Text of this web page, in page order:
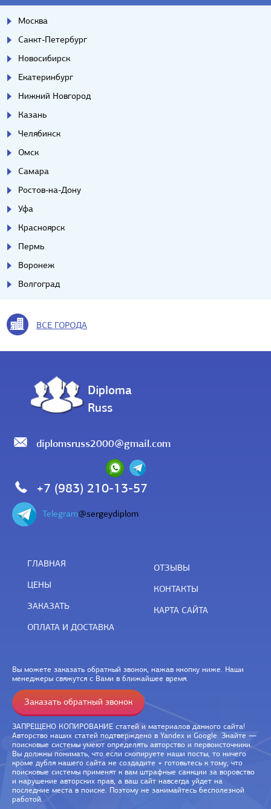
Москва
Санкт-Петербург
Новосибирск
Екатеринбург
Нижний Новгород
Казань
Челябинск
Омск
Самара
Ростов-на-Дону
Уфа
Красноярск
Пермь
Воронеж
Волгоград
ВСЕ ГОРОДА
Diploma
Russ
diplomsruss2000@gmail.com
+7 (983) 210-13-57
Telegram@sergeydiplom
ГЛАВНАЯ
ЦЕНЫ
ЗАКАЗАТЬ
ОПЛАТА И ДОСТАВКА
ОТЗЫВЫ
КОНТАКТЫ
КАРТА САЙТА
Вы можете заказать обратный звонок, нажав кнопку ниже. Наши
менеджеры свяжутся с Вами в ближайшее время.
Заказать обратный звонок
ЗАПРЕЩЕНО КОПИРОВАНИЕ статей и материалов данного сайта!
Авторство наших статей подтверждено в Yandex и Google. Знайте —
поисковые системы умеют определять авторство и первоисточники.
Вы должны понимать, что если скопируете наши посты, то ничего
кроме дубля нашего сайта не создадите + готовьтесь к тому, что
поисковые системы применят к вам штрафные санкции за воровство
и нарушение авторских прав, а ваш сайт навсегда уйдет на
последние места в поиске. Поэтому не занимайтесь бесполезной
работой.